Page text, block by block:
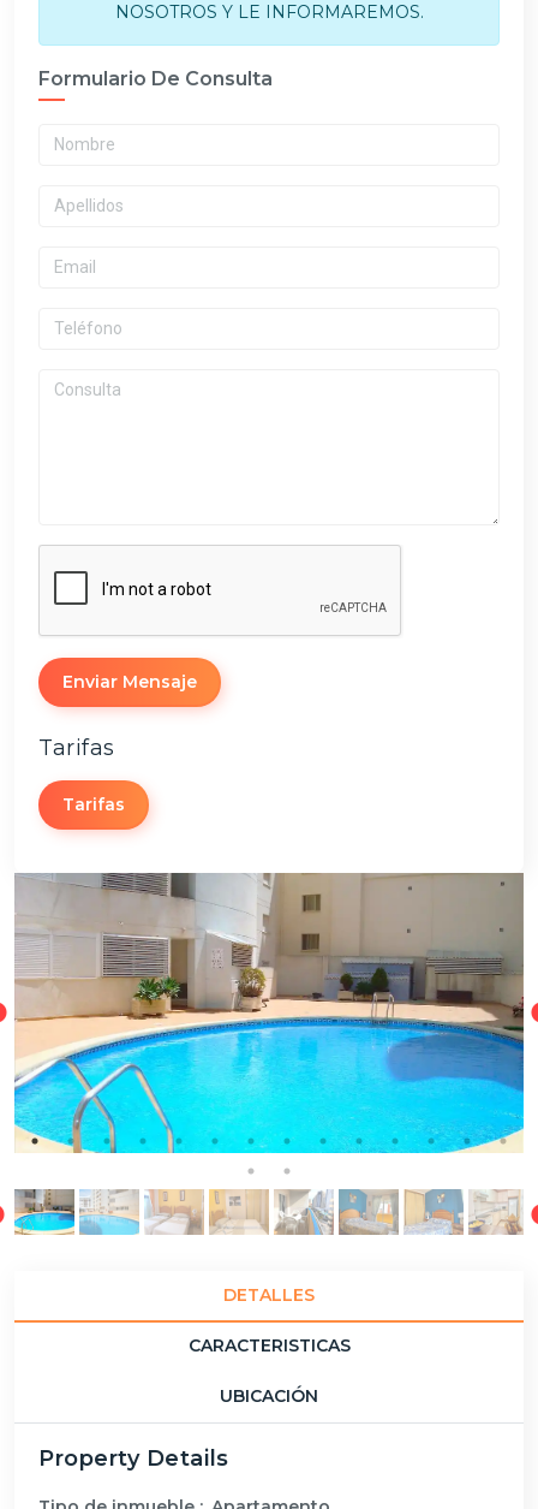
NOSOTROS Y LE INFORMAREMOS.
Formulario De Consulta
Enviar Mensaje
Tarifas
Tarifas
DETALLES
CARACTERISTICAS
UBICACIÓN
Property Details